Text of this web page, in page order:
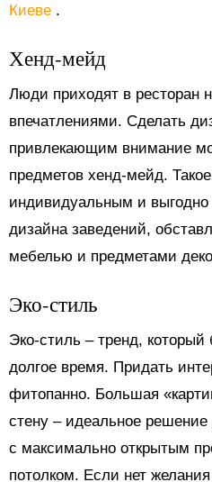
Киеве .
Хенд-мейд
Люди приходят в ресторан
впечатлениями. Сделать
привлекающим внимание
предметов хенд-мейд.
индивидуальным и
дизайна заведений,
мебелью и предметами
Эко-стиль
Эко-стиль ‒ тренд, который
долгое время. Придать
фитопанно. Большая
стену ‒ идеальное
с максимально открытым
потолком. Если нет